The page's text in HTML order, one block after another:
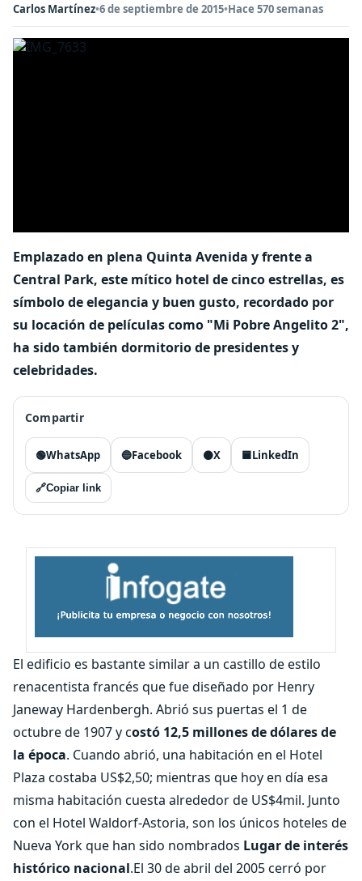
Carlos Martínez•6 de septiembre de 2015•Hace 570 semanas
Emplazado en plena Quinta Avenida y frente a
Central Park, este mítico hotel de cinco estrellas, es
símbolo de elegancia y buen gusto, recordado por
su locación de películas como "Mi Pobre Angelito 2",
ha sido también dormitorio de presidentes y
celebridades.
Compartir
🟢WhatsApp 🔵Facebook ⚫X 🟦LinkedIn
🔗Copiar link
El edificio es bastante similar a un castillo de estilo
renacentista francés que fue diseñado por Henry
Janeway Hardenbergh. Abrió sus puertas el 1 de
octubre de 1907 y costó 12,5 millones de dólares de
la época. Cuando abrió, una habitación en el Hotel
Plaza costaba US$2,50; mientras que hoy en día esa
misma habitación cuesta alrededor de US$4mil. Junto
con el Hotel Waldorf-Astoria, son los únicos hoteles de
Nueva York que han sido nombrados Lugar de interés
histórico nacional.El 30 de abril del 2005 cerró por